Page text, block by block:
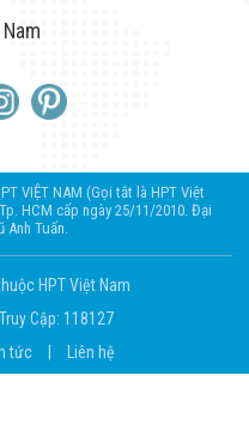
VIỆT NAM (Gọi tắt là HPT Việt
HCM cấp ngày 25/11/2010. Đại
Tuấn.
HPT Việt Nam
Cập: 118127
tức Liên hệ